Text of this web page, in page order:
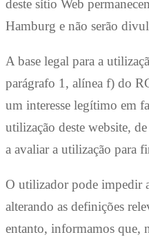
deste sítio Web
Hamburg e não serão
A base legal para a
parágrafo 1, alínea f) do
um interesse legítimo em
utilização deste website,
a avaliar a utilização para
O utilizador pode impedir
alterando as definições
entanto, informamos que,